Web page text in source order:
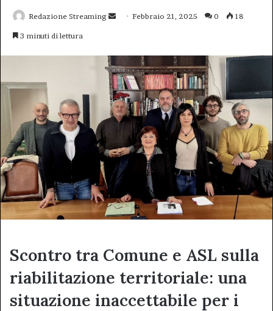
Redazione Streaming
InviaFebbraio 21, 2025 0 18
3 minuti di lettura
Scontro tra Comune e ASL sulla
riabilitazione territoriale: una
situazione inaccettabile per i